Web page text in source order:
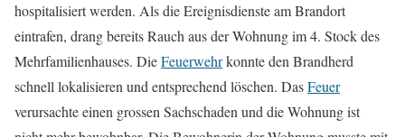
hospitalisiert werden. Als die Ereignisdienste am Brandort
eintrafen, drang bereits Rauch aus der Wohnung im 4. Stock des
Mehrfamilienhauses. DieFeuerwehrkonnte den Brandherd
schnell lokalisieren und entsprechend löschen. DasFeuer
verursachte einen grossen Sachschaden und die Wohnung ist